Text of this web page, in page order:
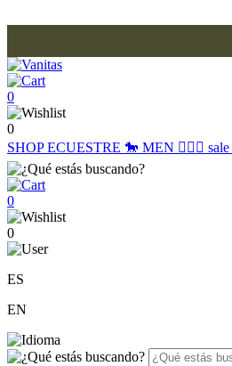
0
0
SHOPECUESTRE 🐎 MEN 🙋🏽‍♂️ sale
0
0
ES
EN